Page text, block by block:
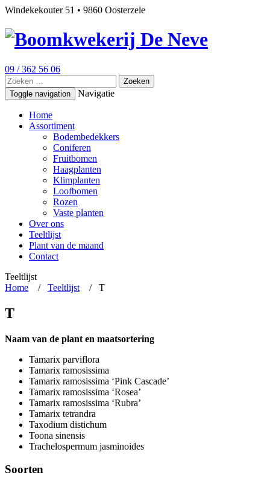
Windekekouter 51 • 9860 Oosterzele
09 / 362 56 06
Zoeken
naar:
Toggle navigation Navigatie
Home
Assortiment
Bodembedekkers
Coniferen
Fruitbomen
Haagplanten
Klimplanten
Loofbomen
Rozen
Vaste planten
Over ons
Teeltlijst
Plant van de maand
Contact
Teeltlijst
Home / Teeltlijst / T
T
Naam van de plant en maatsortering
Tamarix parviflora
Tamarix ramosissima
Tamarix ramosissima ‘Pink Cascade’
Tamarix ramosissima ‘Rosea’
Tamarix ramosissima ‘Rubra’
Tamarix tetrandra
Taxodium distichum
Toona sinensis
Trachelospermum jasminoides
Soorten